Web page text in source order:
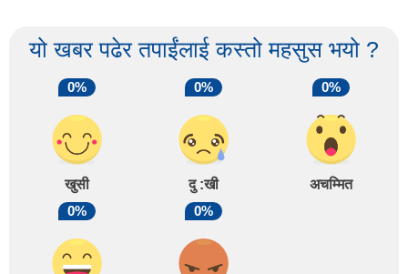
यो खबर पढेर तपाईंलाई कस्तो महसुस भयो ?
0%
खुसी
0%
दु :खी
0%
अचम्मित
0%
0%